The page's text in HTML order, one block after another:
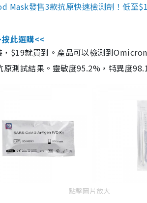
Mask發售3款抗原快速檢測劑！低至
此選購<<
$19就買到。產品可以檢測到
測試結果。靈敏度95.2%，特異度
點擊圖片放大